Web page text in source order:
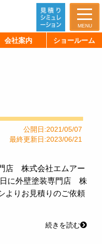
MENU
会社案内 ショールーム
公開日:2021/05/07
最終更新日:2023/06/21
店 株式会社エムアー
に外壁塗装専門店 株
よりお見積りのご依頼
続きを読む